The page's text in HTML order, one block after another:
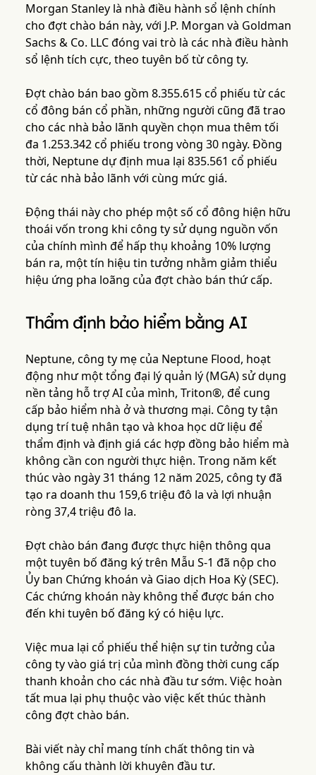
Morgan Stanley là nhà điều hành sổ lệnh chính
cho đợt chào bán này, với J.P. Morgan và Goldman
Sachs & Co. LLC đóng vai trò là các nhà điều hành
sổ lệnh tích cực, theo tuyên bố từ công ty.
Đợt chào bán bao gồm 8.355.615 cổ phiếu từ các
cổ đông bán cổ phần, những người cũng đã trao
cho các nhà bảo lãnh quyền chọn mua thêm tối
đa 1.253.342 cổ phiếu trong vòng 30 ngày. Đồng
thời, Neptune dự định mua lại 835.561 cổ phiếu
từ các nhà bảo lãnh với cùng mức giá.
Động thái này cho phép một số cổ đông hiện hữu
thoái vốn trong khi công ty sử dụng nguồn vốn
của chính mình để hấp thụ khoảng 10% lượng
bán ra, một tín hiệu tin tưởng nhằm giảm thiểu
hiệu ứng pha loãng của đợt chào bán thứ cấp.
Thẩm định bảo hiểm bằng AI
Neptune, công ty mẹ của Neptune Flood, hoạt
động như một tổng đại lý quản lý (MGA) sử dụng
nền tảng hỗ trợ AI của mình, Triton®, để cung
cấp bảo hiểm nhà ở và thương mại. Công ty tận
dụng trí tuệ nhân tạo và khoa học dữ liệu để
thẩm định và định giá các hợp đồng bảo hiểm mà
không cần con người thực hiện. Trong năm kết
thúc vào ngày 31 tháng 12 năm 2025, công ty đã
tạo ra doanh thu 159,6 triệu đô la và lợi nhuận
ròng 37,4 triệu đô la.
Đợt chào bán đang được thực hiện thông qua
một tuyên bố đăng ký trên Mẫu S-1 đã nộp cho
Ủy ban Chứng khoán và Giao dịch Hoa Kỳ (SEC).
Các chứng khoán này không thể được bán cho
đến khi tuyên bố đăng ký có hiệu lực.
Việc mua lại cổ phiếu thể hiện sự tin tưởng của
công ty vào giá trị của mình đồng thời cung cấp
thanh khoản cho các nhà đầu tư sớm. Việc hoàn
tất mua lại phụ thuộc vào việc kết thúc thành
công đợt chào bán.
Bài viết này chỉ mang tính chất thông tin và
không cấu thành lời khuyên đầu tư.